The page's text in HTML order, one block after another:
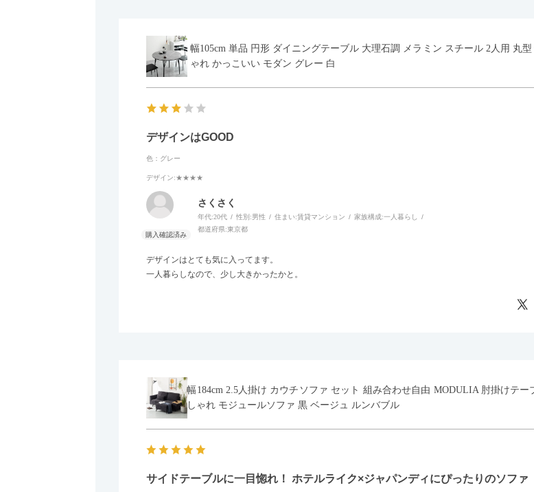
幅105cm 単品 円形 ダイニングテーブル 大理石調 メラミン スチール 2人用 丸
ゃれ かっこいい モダン グレー 白
デザインはGOOD
色：グレー
デザイン:★★★★
さくさく
年代:20代 性別:男性 住まい:賃貸マンション 家族構成:一人暮らし
都道府県:東京都
デザインはとても気に入ってます。
一人暮らしなので、少し大きかったかと。
幅184cm 2.5人掛け カウチソファ セット 組み合わせ自由 MODULIA 肘掛けテ
しゃれ モジュールソファ 黒 ベージュ ルンバブル
サイドテーブルに一目惚れ！ ホテルライク×ジャパンディにぴったりのソファ